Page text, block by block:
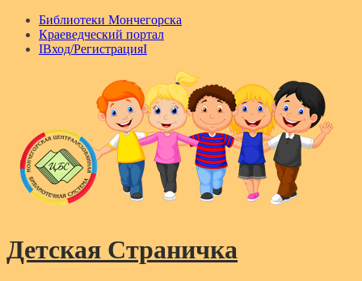
Библиотеки Мончегорска
Краеведческий портал
IВход/РегистрацияI
Детская Страничка